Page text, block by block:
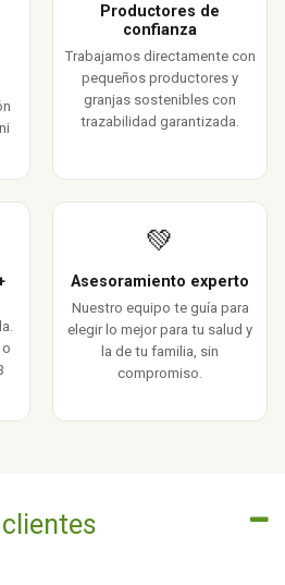
Productores de
confianza
Trabajamos directamente con
pequeños productores y
granjas sostenibles con
trazabilidad garantizada.
💚
Asesoramiento experto
Nuestro equipo te guía para
elegir lo mejor para tu salud y
la de tu familia, sin
compromiso.